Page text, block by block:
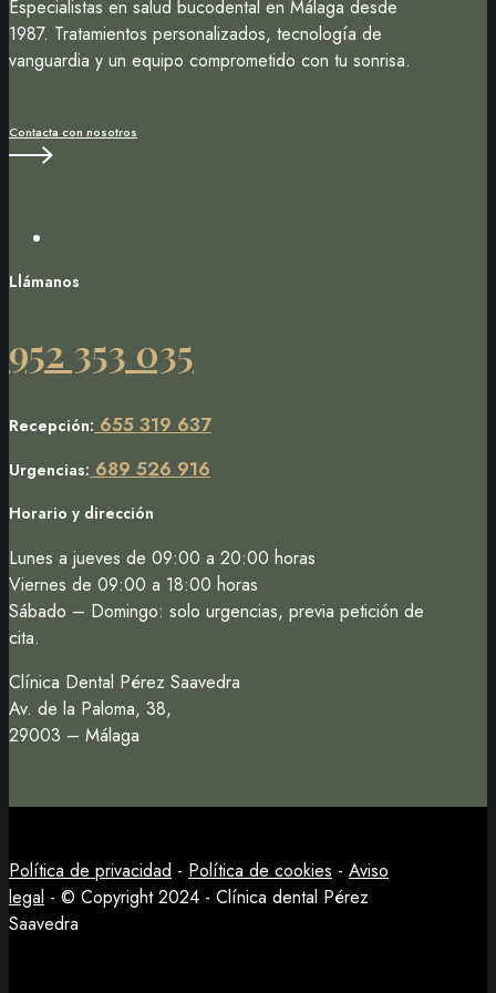
Especialistas en salud bucodental en Málaga desde
1987. Tratamientos personalizados, tecnología de
vanguardia y un equipo comprometido con tu sonrisa.
Contacta con nosotros
Llámanos
952 353 035
Recepción: 655 319 637
Urgencias: 689 526 916
Horario y dirección
Lunes a jueves de 09:00 a 20:00 horas
Viernes de 09:00 a 18:00 horas
Sábado – Domingo: solo urgencias, previa petición de
cita.
Clínica Dental Pérez Saavedra
Av. de la Paloma, 38,
29003 – Málaga
Política de privacidad - Política de cookies - Aviso
legal - © Copyright 2024 - Clínica dental Pérez
Saavedra